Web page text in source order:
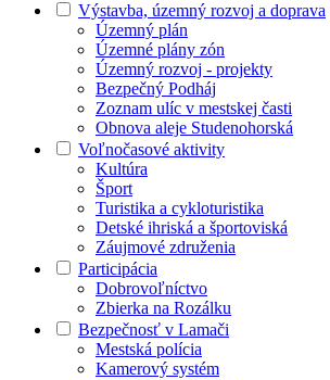
Výstavba, územný rozvoj a doprava
Územný plán
Územné plány zón
Územný rozvoj - projekty
Bezpečný Podháj
Zoznam ulíc v mestskej časti
Obnova aleje Studenohorská
Voľnočasové aktivity
Kultúra
Šport
Turistika a cykloturistika
Detské ihriská a športoviská
Záujmové združenia
Participácia
Dobrovoľníctvo
Zbierka na Rozálku
Bezpečnosť v Lamači
Mestská polícia
Kamerový systém